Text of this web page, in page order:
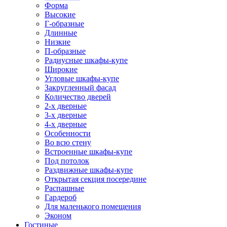
Форма
Высокие
Г-образные
Длинные
Низкие
П-образные
Радиусные шкафы-купе
Широкие
Угловые шкафы-купе
Закругленный фасад
Количество дверей
2-х дверные
3-х дверные
4-х дверные
Особенности
Во всю стену
Встроенные шкафы-купе
Под потолок
Раздвижные шкафы-купе
Открытая секция посередине
Распашные
Гардероб
Для маленького помещения
Эконом
Гостиные